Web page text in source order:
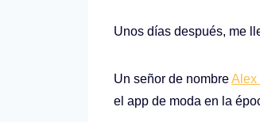
Unos días después, me
Un señor de nombreAlex
el app de moda en la